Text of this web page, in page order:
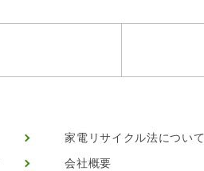
家電リサイクル法について
会社概要